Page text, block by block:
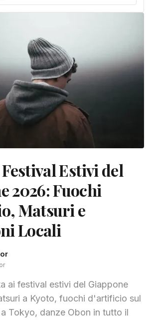
Estivi del
2026: Fuochi
Matsuri e
Locali
ai festival estivi del Giappone
a Kyoto, fuochi d'artificio sul
a Tokyo, danze Obon in tutto il